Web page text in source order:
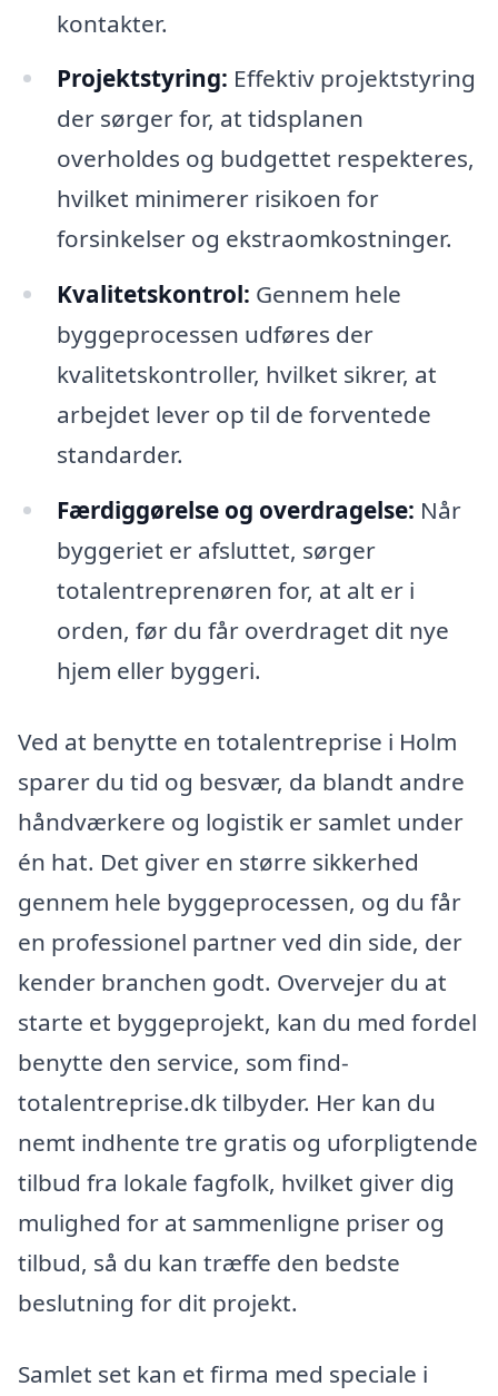
kontakter.
Projektstyring: Effektiv projektstyring
der sørger for, at tidsplanen
overholdes og budgettet respekteres,
hvilket minimerer risikoen for
forsinkelser og ekstraomkostninger.
Kvalitetskontrol: Gennem hele
byggeprocessen udføres der
kvalitetskontroller, hvilket sikrer, at
arbejdet lever op til de forventede
standarder.
Færdiggørelse og overdragelse: Når
byggeriet er afsluttet, sørger
totalentreprenøren for, at alt er i
orden, før du får overdraget dit nye
hjem eller byggeri.
Ved at benytte en totalentreprise i Holm
sparer du tid og besvær, da blandt andre
håndværkere og logistik er samlet under
én hat. Det giver en større sikkerhed
gennem hele byggeprocessen, og du får
en professionel partner ved din side, der
kender branchen godt. Overvejer du at
starte et byggeprojekt, kan du med fordel
benytte den service, som find-
totalentreprise.dk tilbyder. Her kan du
nemt indhente tre gratis og uforpligtende
tilbud fra lokale fagfolk, hvilket giver dig
mulighed for at sammenligne priser og
tilbud, så du kan træffe den bedste
beslutning for dit projekt.
Samlet set kan et firma med speciale i